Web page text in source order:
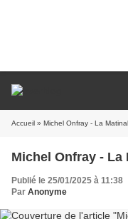
Accueil » Michel Onfray - La
Michel Onfray - La
Publié le 25/01/2025 à 11:38
Par Anonyme